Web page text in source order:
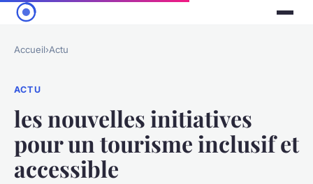
Accueil›Actu
ACTU
les nouvelles initiatives
pour un tourisme inclusif et
accessible